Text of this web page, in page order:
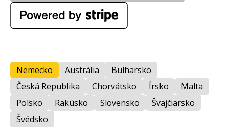
Nemecko Austrália
Bulharsko
Česká Republika
Chorvátsko Írsko
Malta
Poľsko
Rakúsko Slovensko
Švajčiarsko
Švédsko